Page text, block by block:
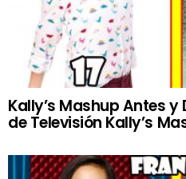
Kally’s Mashup Antes y
de Televisión Kally’s